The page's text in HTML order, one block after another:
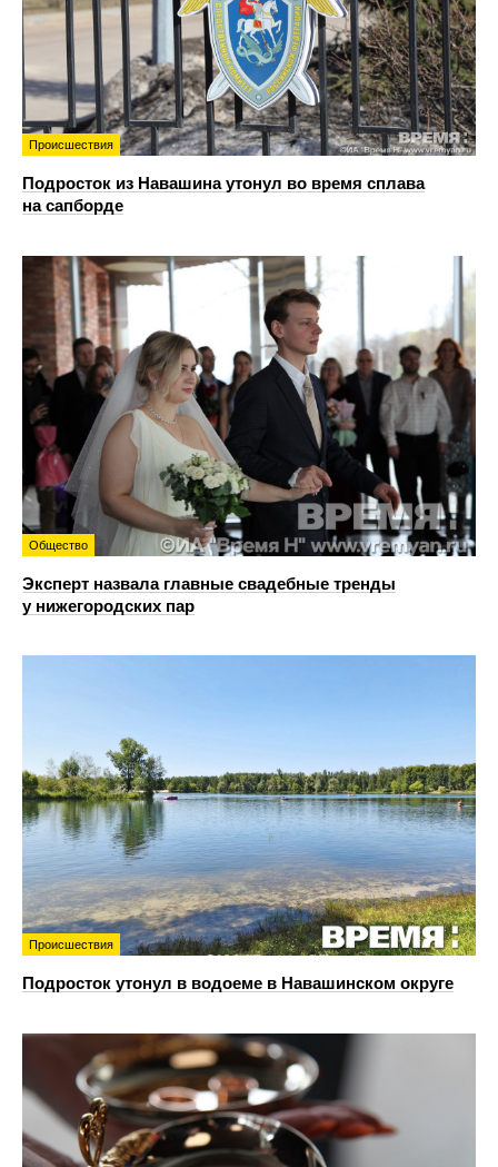
Происшествия
Подросток из Навашина утонул во время сплава
на сапборде
Общество
Эксперт назвала главные свадебные тренды
у нижегородских пар
Происшествия
Подросток утонул в водоеме в Навашинском округе